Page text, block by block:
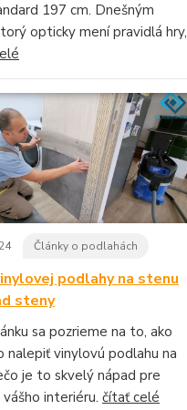
197 cm. Dnešným
opticky mení pravidlá hry,
Články o podlahách
podlahy na stenu
steny
sa pozrieme na to, ako
nalepiť vinylovú podlahu na
je to skvelý nápad pre
interiéru. čítať celé